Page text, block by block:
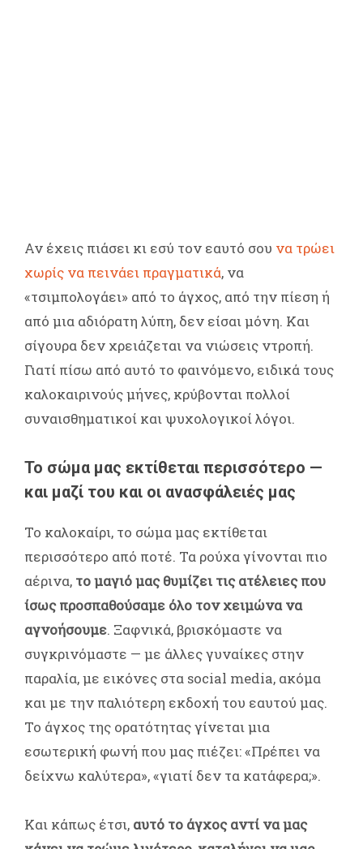
Αν έχεις πιάσει κι εσύ τον εαυτό σου να τρώει
χωρίς να πεινάει πραγματικά, να
«τσιμπολογάει» από το άγχος, από την πίεση ή
από μια αδιόρατη λύπη, δεν είσαι μόνη. Και
σίγουρα δεν χρειάζεται να νιώσεις ντροπή.
Γιατί πίσω από αυτό το φαινόμενο, ειδικά τους
καλοκαιρινούς μήνες, κρύβονται πολλοί
συναισθηματικοί και ψυχολογικοί λόγοι.
Το σώμα μας εκτίθεται περισσότερο —
και μαζί του και οι ανασφάλειές μας
Το καλοκαίρι, το σώμα μας εκτίθεται
περισσότερο από ποτέ. Τα ρούχα γίνονται πιο
αέρινα, το μαγιό μας θυμίζει τις ατέλειες που
ίσως προσπαθούσαμε όλο τον χειμώνα να
αγνοήσουμε. Ξαφνικά, βρισκόμαστε να
συγκρινόμαστε — με άλλες γυναίκες στην
παραλία, με εικόνες στα social media, ακόμα
και με την παλιότερη εκδοχή του εαυτού μας.
Το άγχος της ορατότητας γίνεται μια
εσωτερική φωνή που μας πιέζει: «Πρέπει να
δείχνω καλύτερα», «γιατί δεν τα κατάφερα;».
Και κάπως έτσι, αυτό το άγχος αντί να μας